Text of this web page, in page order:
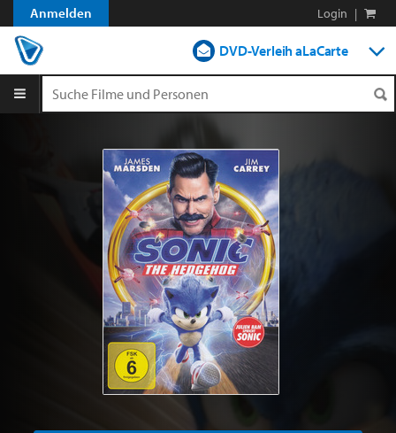
Anmelden Login |
DVD-Verleih aLaCarte
Shop
Blog